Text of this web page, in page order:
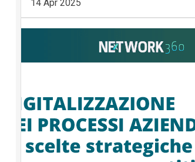
14 Apr 2025